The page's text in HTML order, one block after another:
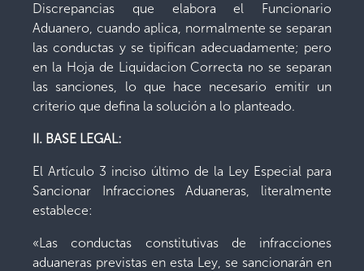
Discrepancias que elabora el Funcionario
Aduanero, cuando aplica, normalmente se separan
las conductas y se tipifican adecuadamente; pero
en la Hoja de Liquidacion Correcta no se separan
las sanciones, lo que hace necesario emitir un
criterio que defina la solución a lo planteado.
II. BASE LEGAL:
El Artículo 3 inciso último de la Ley Especial para
Sancionar Infracciones Aduaneras, literalmente
establece:
«Las conductas constitutivas de infracciones
aduaneras previstas en esta Ley, se sancionarán en